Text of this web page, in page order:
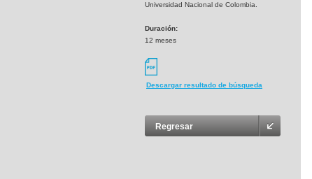
Universidad Nacional de Colombia.
Duración:
12 meses
Descargar resultado de búsqueda
Regresar